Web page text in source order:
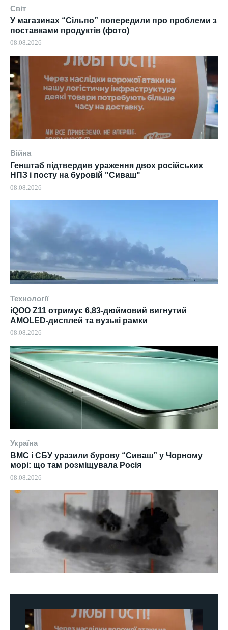
Світ
У магазинах “Сільпо” попередили про проблеми з
поставками продуктів (фото)
08.08.2026
Війна
Генштаб підтвердив ураження двох російських
НПЗ і посту на буровій "Сиваш"
08.08.2026
Технології
iQOO Z11 отримує 6,83-дюймовий вигнутий
AMOLED-дисплей та вузькі рамки
08.08.2026
Україна
ВМС і СБУ уразили бурову “Сиваш” у Чорному
морі: що там розміщувала Росія
08.08.2026